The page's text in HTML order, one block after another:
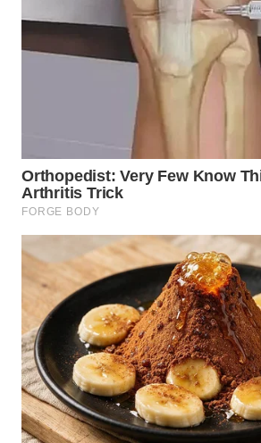
WN
KALTARA
WN
KALSEL
WN
KALTIM
WN
SULSEL